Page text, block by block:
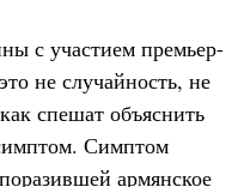
с участием премьер-
не случайность, не
спешат объяснить
Симптом
армянское